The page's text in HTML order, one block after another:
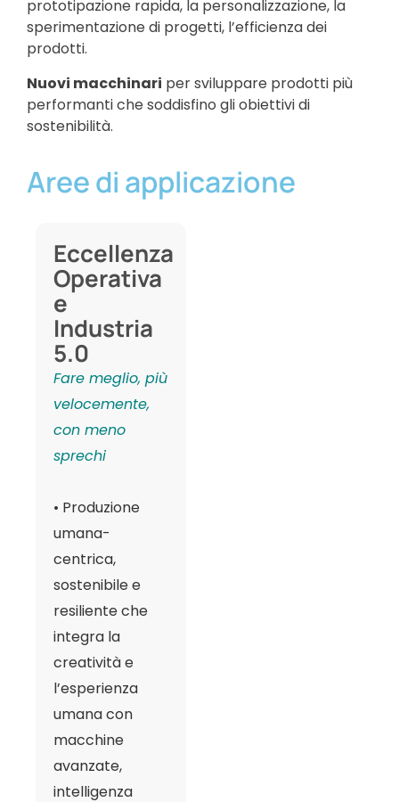
prototipazione rapida, la personalizzazione, la
sperimentazione di progetti, l’efficienza dei
prodotti.
Nuovi macchinari per sviluppare prodotti più
performanti che soddisfino gli obiettivi di
sostenibilità.
Aree di applicazione
Eccellenza
Operativa
e
Industria
5.0
Fare meglio, più
velocemente,
con meno
sprechi
• Produzione
umana-
centrica,
sostenibile e
resiliente che
integra la
creatività e
l’esperienza
umana con
macchine
avanzate,
intelligenza